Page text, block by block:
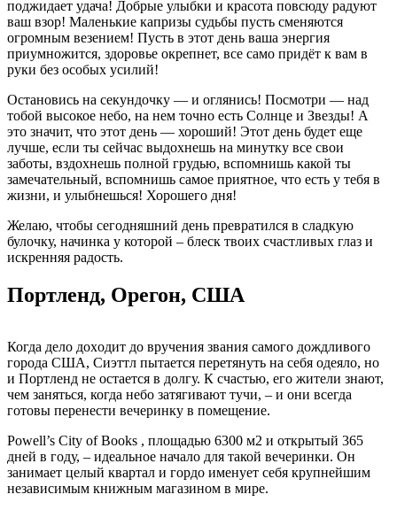
поджидает удача! Добрые улыбки и красота повсюду радуют
ваш взор! Маленькие капризы судьбы пусть сменяются
огромным везением! Пусть в этот день ваша энергия
приумножится, здоровье окрепнет, все само придёт к вам в
руки без особых усилий!
Остановись на секундочку — и оглянись! Посмотри — над
тобой высокое небо, на нем точно есть Солнце и Звезды! А
это значит, что этот день — хороший! Этот день будет еще
лучше, если ты сейчас выдохнешь на минутку все свои
заботы, вздохнешь полной грудью, вспомнишь какой ты
замечательный, вспомнишь самое приятное, что есть у тебя в
жизни, и улыбнешься! Хорошего дня!
Желаю, чтобы сегодняшний день превратился в сладкую
булочку, начинка у которой – блеск твоих счастливых глаз и
искренняя радость.
Портленд, Орегон, США
Когда дело доxодит до вручения звания самого дождливого
города США, Сиэттл пытается перетянуть на себя одеяло, но
и Портленд не остается в долгу. К счастью, его жители знают,
чем заняться, когда небо затягивают тучи, – и они всегда
готовы перенести вечеринку в помещение.
Powell’s City of Books , площадью 6300 м2 и открытый 365
дней в году, – идеальное начало для такой вечеринки. Он
занимает целый квартал и гордо именует себя крупнейшим
независимым книжным магазином в мире.